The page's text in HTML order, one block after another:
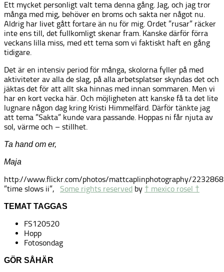
Ett mycket personligt valt tema denna gång. Jag, och jag tror
många med mig, behöver en broms och sakta ner något nu.
Aldrig har livet gått fortare än nu för mig. Ordet ”rusar” räcker
inte ens till, det fullkomligt skenar fram. Kanske därför förra
veckans lilla miss, med ett tema som vi faktiskt haft en gång
tidigare.
Det är en intensiv period för många, skolorna fyller på med
aktiviteter av alla de slag, på alla arbetsplatser skyndas det och
jäktas det för att allt ska hinnas med innan sommaren. Men vi
har en kort vecka här. Och möjligheten att kanske få ta det lite
lugnare någon dag kring Kristi Himmelfärd. Därför tänkte jag
att tema ”Sakta” kunde vara passande. Hoppas ni får njuta av
sol, värme och – stillhet.
Ta hand om er,
Maja
http://www.flickr.com/photos/mattcaplinphotography/
”time slows ii”,
Some rights reserved by † mexico rosel †
TEMAT TAGGAS
FS120520
Hopp
Fotosondag
GÖR SÅHÄR